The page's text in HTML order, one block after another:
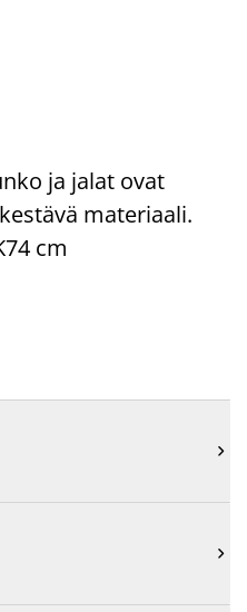
ja jalat ovat
materiaali.
cm

